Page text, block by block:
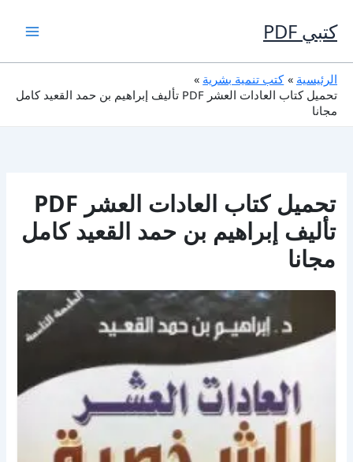
إلى
المحتوى
كتبي PDF
الرئيسية
كتب تنمية بشرية
تحميل كتاب العادات العشر PDF تأليف إبراهيم بن حمد القعيد كامل
مجانا
تحميل كتاب العادات العشر PDF
تأليف إبراهيم بن حمد القعيد كامل
مجانا